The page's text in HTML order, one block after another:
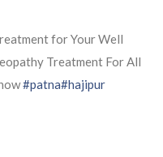
for Your Well
Treatment For All
#patna#hajipur